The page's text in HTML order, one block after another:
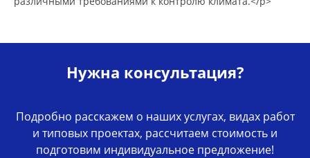
Нужна консультация?
Подробно расскажем о наших услугах, видах работ
и типовых проектах, рассчитаем стоимость и
подготовим индивидуальное предложение!